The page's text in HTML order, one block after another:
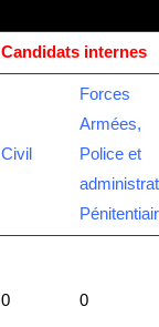
Candidats internes
Civil
Forces
Armées,
Police et
0 0